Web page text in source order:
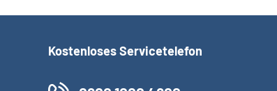
Kostenloses Servicetelefon